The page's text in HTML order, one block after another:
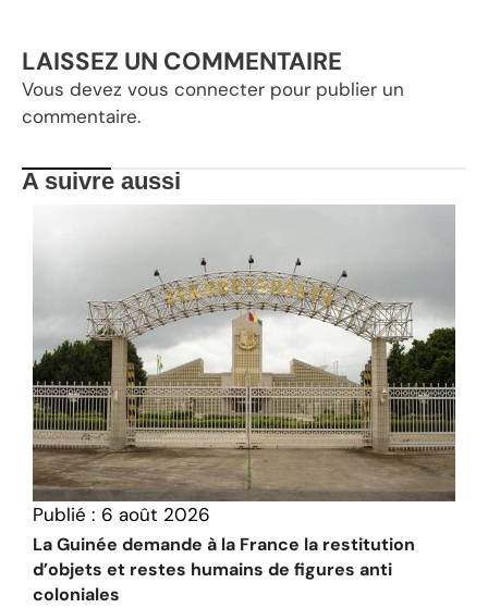
LAISSEZ UN COMMENTAIRE
Vous devez vous connecter pour publier un
commentaire.
A suivre aussi
Publié : 6 août 2026
La Guinée demande à la France la restitution
d’objets et restes humains de figures anti
coloniales